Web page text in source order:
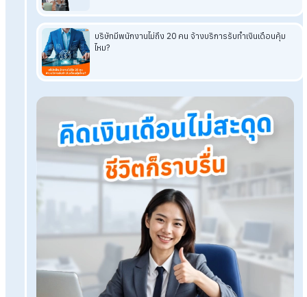
อ่านบทความที่เกี่ยวข้องเพิ่มเติม
แอปลงเวลาทำงานมีข้อดีอะไรบ้าง ใช้กับไม่ใช้ต่างกันอย่างไร
Appลงเวลาทำงานฟรี สำคัญกับ HR
หมดปัญหาการลงเวลาทำงานแบบเดิม ๆ ด้วยแอพเช็คอินเข้าง
“แอพลงเวลาเข้างาน” ตัวช่วยสำคัญของพนักงานและ HR
HumanSoft Payroll & HR Solution
Try Free 30 daysAll HR's functions
Free setup service. No expenses at all. Dismiss at any time.
Try it free